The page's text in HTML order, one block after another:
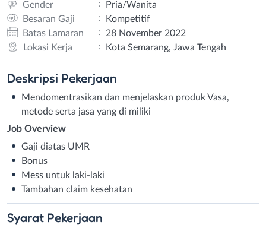
Gender
:
Pria/Wanita
Besaran Gaji
:
Kompetitif
Batas Lamaran
:
28 November 2022
Lokasi Kerja
: Kota Semarang, Jawa Tengah
Deskripsi Pekerjaan
Mendomentrasikan dan menjelaskan produk Vasa,
metode serta jasa yang di miliki
Job Overview
Gaji diatas UMR
Bonus
Mess untuk laki-laki
Tambahan claim kesehatan
Syarat Pekerjaan